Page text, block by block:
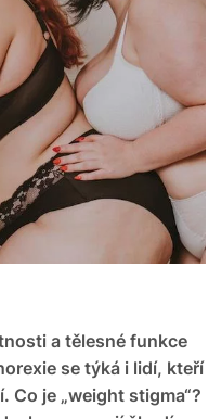
a tělesné funkce
se týká i lidí, kteří
Co je „weight stigma“?